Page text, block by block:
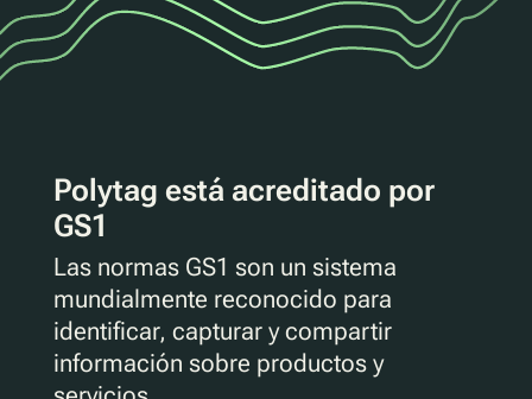
Polytag está acreditado por
GS1
Las normas GS1 son un sistema
mundialmente reconocido para
identificar, capturar y compartir
información sobre productos y